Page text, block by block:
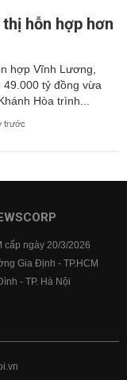
hỗn hợp hơn
hợp Vĩnh Lương,
tỷ đồng vừa
Hòa trình...
trước
cấp ngày 20/3/2026
Gia Định - TP.HCM
- TP. Hà Nội